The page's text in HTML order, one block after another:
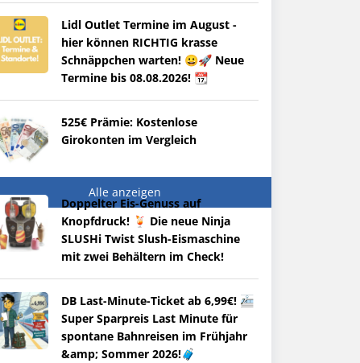
Lidl Outlet Termine im August -
hier können RICHTIG krasse
Schnäppchen warten! 😀🚀 Neue
Termine bis 08.08.2026! 📆
525€ Prämie: Kostenlose
Girokonten im Vergleich
Alle anzeigen
Doppelter Eis-Genuss auf
Knopfdruck! 🍹 Die neue Ninja
SLUSHi Twist Slush-Eismaschine
mit zwei Behältern im Check!
DB Last-Minute-Ticket ab 6,99€! 🚈
Super Sparpreis Last Minute für
spontane Bahnreisen im Frühjahr
&amp; Sommer 2026!🧳